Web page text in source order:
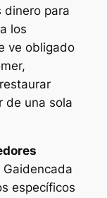
dinero para
los
ve obligado
de una sola
Gaidencada
específicos